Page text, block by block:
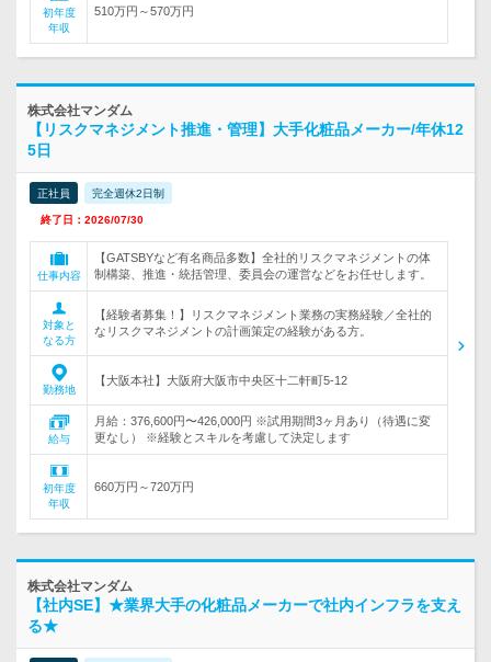
初年度
年収
510万円～570万円
株式会社マンダム
【リスクマネジメント推進・管理】大手化粧品メーカー/年休12
5日
正社員 完全週休2日制
終了日：2026/07/30
仕事内容
【GATSBYなど有名商品多数】全社的リスクマネジメントの体
制構築、推進・統括管理、委員会の運営などをお任せします。
対象と
なる方
【経験者募集！】リスクマネジメント業務の実務経験／全社的
なリスクマネジメントの計画策定の経験がある方。
勤務地
【大阪本社】大阪府大阪市中央区十二軒町5-12
給与
月給：376,600円〜426,000円 ※試用期間3ヶ月あり（待遇に変
更なし） ※経験とスキルを考慮して決定します
初年度
年収
660万円～720万円
株式会社マンダム
【社内SE】★業界大手の化粧品メーカーで社内インフラを支え
る★